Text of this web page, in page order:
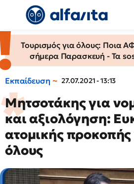
Τουρισμός για όλους: Ποια
σήμερα Παρασκευή - Τα
Εκπαίδευση 27.07.2021 - 13:13
Mητσοτάκης για
και αξιολόγηση:
ατομικής προκοπής
όλους